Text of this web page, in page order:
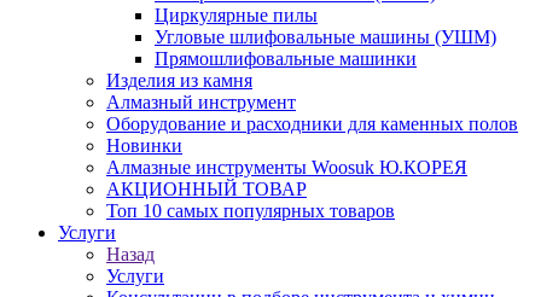
Циркулярные пилы
Угловые шлифовальные машины (УШМ)
Прямошлифовальные машинки
Изделия из камня
Алмазный инструмент
Оборудование и расходники для каменных полов
Новинки
Алмазные инструменты Woosuk Ю.КОРЕЯ
АКЦИОННЫЙ ТОВАР
Топ 10 самых популярных товаров
Услуги
Назад
Услуги